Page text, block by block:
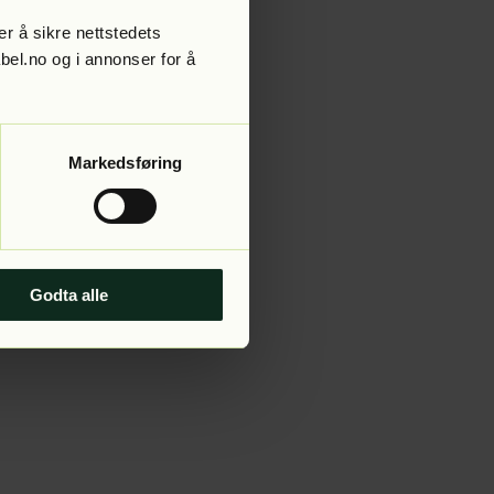
å sikre nettstedets
og i annonser for å
Markedsføring
Godta alle